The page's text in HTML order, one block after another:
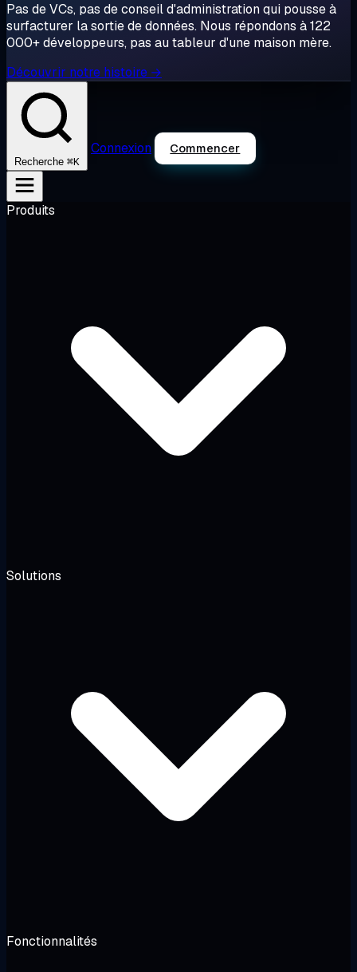
Pas de VCs, pas de conseil d'administration qui pousse à
surfacturer la sortie de données. Nous répondons à 122
000+ développeurs, pas au tableur d'une maison mère.
Découvrir notre histoire →
Recherche ⌘K
Connexion Commencer
Produits
Solutions
Fonctionnalités